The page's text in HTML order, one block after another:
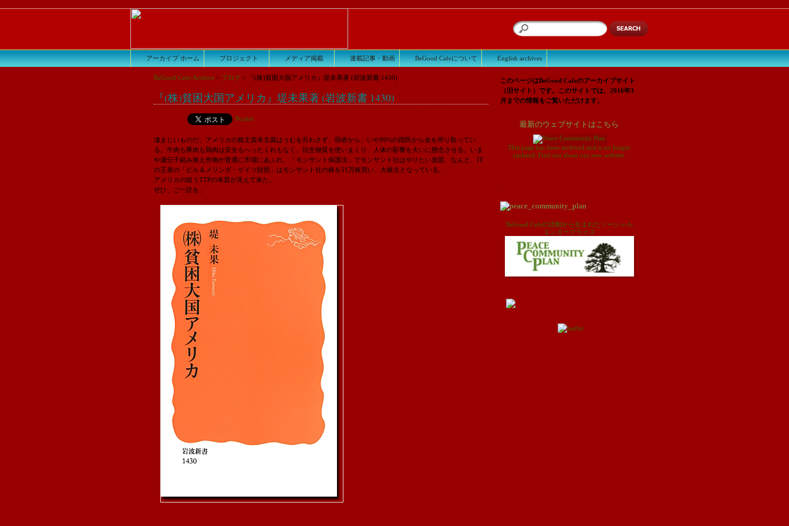
アーカイブ ホーム プロジェクト メディア掲載 連載記事・動画 BeGood Cafeについて English archives
BeGood Cafe-Archive > ブログ > 『(株)貧困大国アメリカ』堤未果著 (岩波新書 1430)
『(株)貧困大国アメリカ』堤未果著 (岩波新書 1430)
Pocket
凄まじいものだ。アメリカの株主資本主義はうむを言わさず、弱者から、いや99%の国民から金を搾り取ってい
る。牛肉も豚肉も鶏肉は安全もへったくれもなく、抗生物質を使いまくり、人体の影響を大いに懸念させる。いま
や遺伝子組み換え作物が普通に市場にあふれ、「モンサント保護法」でモンサント社はやりたい放題。なんと、IT
の王者の「ビル＆メリンダ・ゲイツ財団」はモンサント社の株を51万株買い、大株主となっている。
アメリカの狙うTTPの本質が見えて来た。
ぜひ、ご一読を。
このページはBeGood Cafeのアーカイブサイト
（旧サイト）です。このサイトでは、2016年3
月までの情報をご覧いただけます。
最新のウェブサイトはこちら
This page has been archived and is no longer
updated. Find out about our new website.
BeGood Cafeの活動から生まれたソーシャル
エンタープライズ